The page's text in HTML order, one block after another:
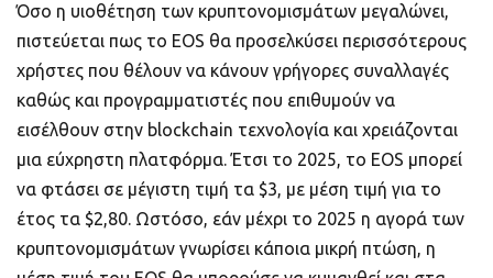
Όσο η υιοθέτηση των κρυπτονομισμάτων μεγαλώνει,
πιστεύεται πως το EOS θα προσελκύσει περισσότερους
χρήστες που θέλουν να κάνουν γρήγορες συναλλαγές
καθώς και προγραμματιστές που επιθυμούν να
εισέλθουν στην blockchain τεχνολογία και χρειάζονται
μια εύχρηστη πλατφόρμα. Έτσι το 2025, το EOS μπορεί
να φτάσει σε μέγιστη τιμή τα $3, με μέση τιμή για το
έτος τα $2,80. Ωστόσο, εάν μέχρι το 2025 η αγορά των
κρυπτονομισμάτων γνωρίσει κάποια μικρή πτώση, η